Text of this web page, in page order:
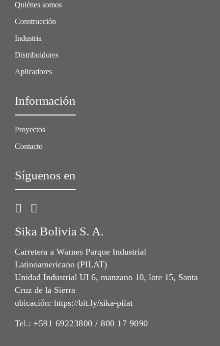
Quiénes somos
Construcción
Industria
Distribuidores
Aplicadores
Información
Proyectos
Contacto
Síguenos en
Sika Bolivia S. A.
Carretera a Warnes Parque Industrial
Latinoamericano (PILAT)
Unidad Industrial UI 6, manzano 10, lote 15, Santa
Cruz de la Sierra
ubicación: https://bit.ly/sika-pilat
Tel.: +591 69223800 / 800 17 9090